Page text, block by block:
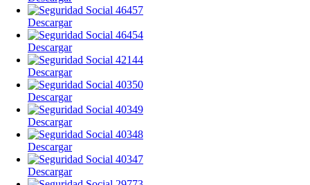
Descargar
Descargar
Descargar
Descargar
Descargar
Descargar
Descargar